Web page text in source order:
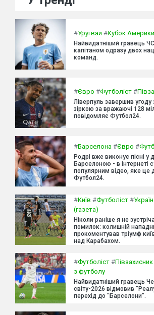
#Уругвай #Кубок Америки
Найвидатніший гравець
капітаном одразу двох
команд.
#Євро #Футболіст #
Ліверпуль завершив
зіркою за вражаючі 128
повідомляє Футбол24.
#Барселона #Євро #
Родрі вже виконує пісні у
Барселоною - в інтернеті
популярним відео, яке це
Футбол24.
#Київ #Футболіст #
(газета)
Ніколи раніше я не
помилок: колишній
прокоментував тріумф
над Карабахом.
#Футболіст #Півзахисник
з футболу
Найвидатніший гравець
світу-2026 відмовив
перехід до "Барселони".